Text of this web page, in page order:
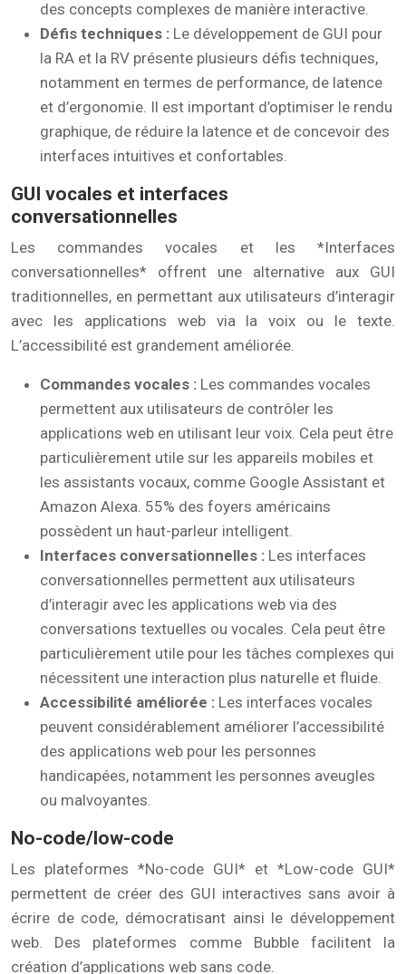
des concepts complexes de manière interactive.
Défis techniques : Le développement de GUI pour
la RA et la RV présente plusieurs défis techniques,
notamment en termes de performance, de latence
et d’ergonomie. Il est important d’optimiser le rendu
graphique, de réduire la latence et de concevoir des
interfaces intuitives et confortables.
GUI vocales et interfaces
conversationnelles
Les commandes vocales et les *Interfaces
conversationnelles* offrent une alternative aux GUI
traditionnelles, en permettant aux utilisateurs d’interagir
avec les applications web via la voix ou le texte.
L’accessibilité est grandement améliorée.
Commandes vocales : Les commandes vocales
permettent aux utilisateurs de contrôler les
applications web en utilisant leur voix. Cela peut être
particulièrement utile sur les appareils mobiles et
les assistants vocaux, comme Google Assistant et
Amazon Alexa. 55% des foyers américains
possèdent un haut-parleur intelligent.
Interfaces conversationnelles : Les interfaces
conversationnelles permettent aux utilisateurs
d’interagir avec les applications web via des
conversations textuelles ou vocales. Cela peut être
particulièrement utile pour les tâches complexes qui
nécessitent une interaction plus naturelle et fluide.
Accessibilité améliorée : Les interfaces vocales
peuvent considérablement améliorer l’accessibilité
des applications web pour les personnes
handicapées, notamment les personnes aveugles
ou malvoyantes.
No-code/low-code
Les plateformes *No-code GUI* et *Low-code GUI*
permettent de créer des GUI interactives sans avoir à
écrire de code, démocratisant ainsi le développement
web. Des plateformes comme Bubble facilitent la
création d’applications web sans code.